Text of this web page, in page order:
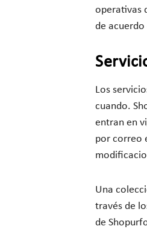
operativas
de
Los
cuando.
entran en
por correo
Una
través de
de